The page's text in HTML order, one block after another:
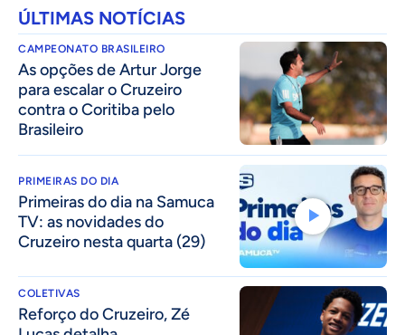
ÚLTIMAS NOTÍCIAS
CAMPEONATO BRASILEIRO
As opções de Artur Jorge
para escalar o Cruzeiro
contra o Coritiba pelo
Brasileiro
PRIMEIRAS DO DIA
Primeiras do dia na Samuca
TV: as novidades do
Cruzeiro nesta quarta (29)
COLETIVAS
⁠Reforço do Cruzeiro, Zé